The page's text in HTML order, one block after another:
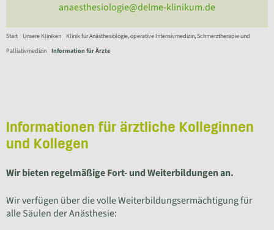
anaesthesiologie@delme-klinikum.de
Start Unsere Kliniken
Klinik für Anästhesiologie, operative Intensivmedizin, Schmerztherapie und
Palliativmedizin Information für Ärzte
Informationen für ärztliche Kolleginnen
und Kollegen
Wir bieten regelmäßige Fort- und Weiterbildungen an.
Wir verfügen über die volle Weiterbildungsermächtigung für
alle Säulen der Anästhesie: